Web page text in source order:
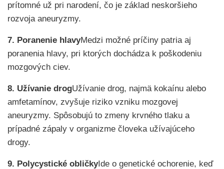
prítomné už pri narodení, čo je základ neskoršieho
rozvoja aneuryzmy.
7. Poranenie hlavyMedzi možné príčiny patria aj
poranenia hlavy, pri ktorých dochádza k poškodeniu
mozgových ciev.
8. Užívanie drogUžívanie drog, najmä kokaínu alebo
amfetamínov, zvyšuje riziko vzniku mozgovej
aneuryzmy. Spôsobujú to zmeny krvného tlaku a
prípadné zápaly v organizme človeka užívajúceho
drogy.
9. Polycystické obličkyIde o genetické ochorenie, keď